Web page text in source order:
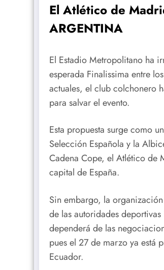
El Atlético de
ARGENTINA
El Estadio Metropolitano ha
esperada Finalissima entre
actuales, el club colchonero
para salvar el evento.
Esta propuesta surge como
Selección Española y la
Cadena Cope, el Atlético de
capital de España.
Sin embargo, la
de las autoridades
dependerá de las
pues el 27 de marzo ya está
Ecuador.